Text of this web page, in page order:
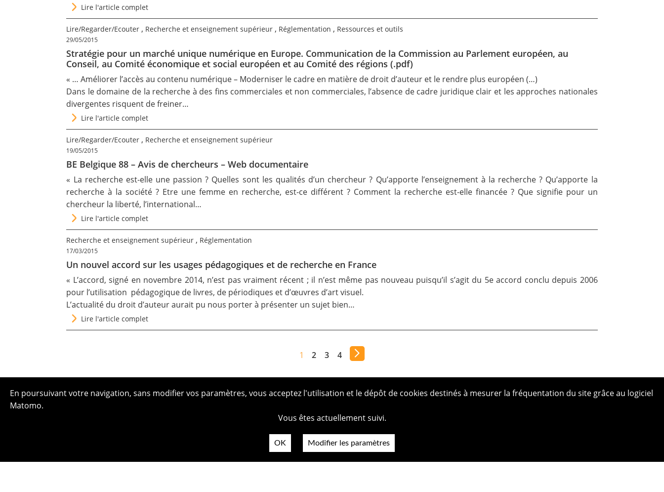
Lire l'article complet
Lire/Regarder/Ecouter , Recherche et enseignement supérieur , Réglementation , Ressources et outils
29/05/2015
Stratégie pour un marché unique numérique en Europe. Communication de la Commission au Parlement européen, au
Conseil, au Comité économique et social européen et au Comité des régions (.pdf)
« … Améliorer l’accès au contenu numérique – Moderniser le cadre en matière de droit d’auteur et le rendre plus européen (…)
Dans le domaine de la recherche à des fins commerciales et non commerciales, l’absence de cadre juridique clair et les approches nationales
divergentes risquent de freiner…
Lire l'article complet
Lire/Regarder/Ecouter , Recherche et enseignement supérieur
19/05/2015
BE Belgique 88 – Avis de chercheurs – Web documentaire
« La recherche est-elle une passion ? Quelles sont les qualités d’un chercheur ? Qu’apporte l’enseignement à la recherche ? Qu’apporte la
recherche à la société ? Etre une femme en recherche, est-ce différent ? Comment la recherche est-elle financée ? Que signifie pour un
chercheur la liberté, l’international…
Lire l'article complet
Recherche et enseignement supérieur , Réglementation
17/03/2015
Un nouvel accord sur les usages pédagogiques et de recherche en France
« L’accord, signé en novembre 2014, n’est pas vraiment récent ; il n’est même pas nouveau puisqu’il s’agit du 5e accord conclu depuis 2006
pour l’utilisation pédagogique de livres, de périodiques et d’œuvres d’art visuel.
L’actualité du droit d’auteur aurait pu nous porter à présenter un sujet bien…
Lire l'article complet
1 2 3 4
En poursuivant votre navigation, sans modifier vos paramètres, vous acceptez l'utilisation et le dépôt de cookies destinés à mesurer la fréquentation du site grâce au logiciel
Matomo.
Vous êtes actuellement suivi.
OK Modifier les paramètres